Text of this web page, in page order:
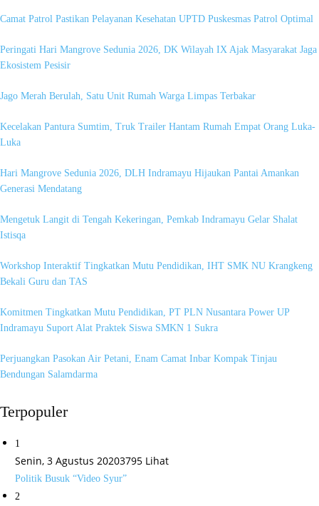
Camat Patrol Pastikan Pelayanan Kesehatan UPTD Puskesmas Patrol Optimal
Peringati Hari Mangrove Sedunia 2026, DK Wilayah IX Ajak Masyarakat Jaga
Ekosistem Pesisir
Jago Merah Berulah, Satu Unit Rumah Warga Limpas Terbakar
Kecelakan Pantura Sumtim, Truk Trailer Hantam Rumah Empat Orang Luka-
Luka
Hari Mangrove Sedunia 2026, DLH Indramayu Hijaukan Pantai Amankan
Generasi Mendatang
Mengetuk Langit di Tengah Kekeringan, Pemkab Indramayu Gelar Shalat
Istisqa
Workshop Interaktif Tingkatkan Mutu Pendidikan, IHT SMK NU Krangkeng
Bekali Guru dan TAS
Komitmen Tingkatkan Mutu Pendidikan, PT PLN Nusantara Power UP
Indramayu Suport Alat Praktek Siswa SMKN 1 Sukra
Perjuangkan Pasokan Air Petani, Enam Camat Inbar Kompak Tinjau
Bendungan Salamdarma
Terpopuler
1
Senin, 3 Agustus 20203795 Lihat
Politik Busuk “Video Syur”
2